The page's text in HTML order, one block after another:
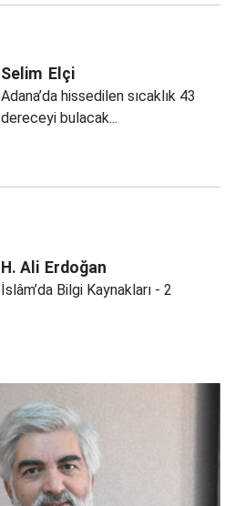
Selim Elçi
Adana’da hissedilen sıcaklık 43
dereceyi bulacak...
H. Ali Erdoğan
İslâm’da Bilgi Kaynakları - 2